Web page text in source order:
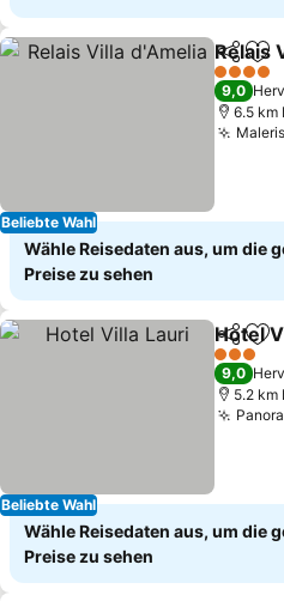
Beliebte Wahl
TeilenZu
Relais
4 Sterne
9,0
6.5 km
Wähle Reisedaten aus, um die
Preise zu sehen
Beliebte Wahl
TeilenZu
Hotel
3 Sterne
9,0
5.2 km
Wähle Reisedaten aus, um die
Preise zu sehen